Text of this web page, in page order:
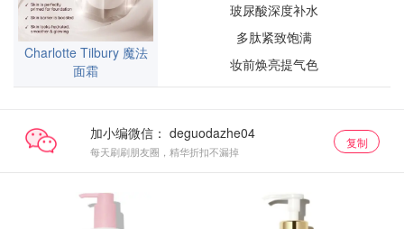
Charlotte Tilbury 魔法
面霜
玻尿酸深度补水
多肽紧致饱满
妆前焕亮提气色
加小编微信：
每天刷刷朋友圈，精华折扣不漏掉
复制